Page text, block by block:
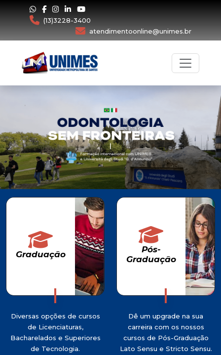
(13)3228-3400
atendimentoonline@unimes.br
Graduação
Graduação
Diversas opções de cursos
de Licenciaturas,
Bacharelados e Superiores
de Tecnologia.
Pós-
Graduação
Pós-
Graduação
Dê um upgrade na sua
carreira com os nossos
cursos de Pós-Graduação
Lato Sensu e Stricto Sensu.